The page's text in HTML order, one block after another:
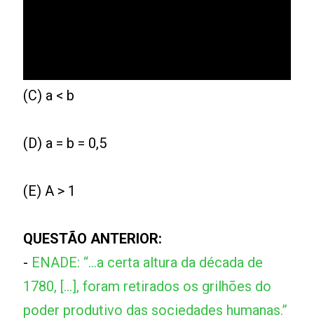
(C) a < b
(D) a = b = 0,5
(E) A > 1
QUESTÃO ANTERIOR:
- ENADE: “...a certa altura da década de
1780, [...], foram retirados os grilhões do
poder produtivo das sociedades humanas.”